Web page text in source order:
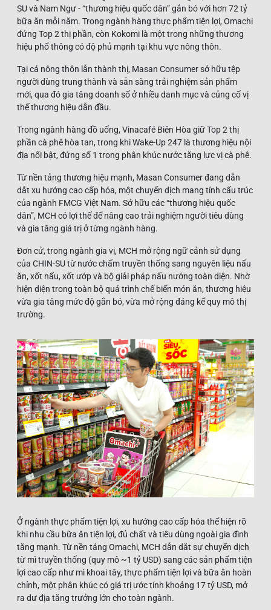
SU và Nam Ngư - “thương hiệu quốc dân” gắn bó với hơn 72 tỷ
bữa ăn mỗi năm. Trong ngành hàng thực phẩm tiện lợi, Omachi
đứng Top 2 thị phần, còn Kokomi là một trong những thương
hiệu phổ thông có độ phủ mạnh tại khu vực nông thôn.
Tại cả nông thôn lẫn thành thị, Masan Consumer sở hữu tệp
người dùng trung thành và sẵn sàng trải nghiệm sản phẩm
mới, qua đó gia tăng doanh số ở nhiều danh mục và củng cố vị
thế thương hiệu dẫn đầu.
Trong ngành hàng đồ uống, Vinacafé Biên Hòa giữ Top 2 thị
phần cà phê hòa tan, trong khi Wake-Up 247 là thương hiệu nội
địa nổi bật, đứng số 1 trong phân khúc nước tăng lực vị cà phê.
Từ nền tảng thương hiệu mạnh, Masan Consumer đang dẫn
dắt xu hướng cao cấp hóa, một chuyển dịch mang tính cấu trúc
của ngành FMCG Việt Nam. Sở hữu các “thương hiệu quốc
dân”, MCH có lợi thế để nâng cao trải nghiệm người tiêu dùng
và gia tăng giá trị ở từng ngành hàng.
Đơn cử, trong ngành gia vị, MCH mở rộng ngữ cảnh sử dụng
của CHIN-SU từ nước chấm truyền thống sang nguyên liệu nấu
ăn, xốt nấu, xốt ướp và bộ giải pháp nấu nướng toàn diện. Nhờ
hiện diện trong toàn bộ quá trình chế biến món ăn, thương hiệu
vừa gia tăng mức độ gắn bó, vừa mở rộng đáng kể quy mô thị
trường.
Ở ngành thực phẩm tiện lợi, xu hướng cao cấp hóa thể hiện rõ
khi nhu cầu bữa ăn tiện lợi, đủ chất và tiêu dùng ngoài gia đình
tăng mạnh. Từ nền tảng Omachi, MCH dẫn dắt sự chuyển dịch
từ mì truyền thống (quy mô ~1 tỷ USD) sang các sản phẩm tiện
lợi cao cấp như mì khoai tây, thực phẩm tiện lợi và bữa ăn hoàn
chỉnh, một phân khúc có giá trị ước tính khoảng 17 tỷ USD, mở
ra dư địa tăng trưởng lớn cho toàn ngành.